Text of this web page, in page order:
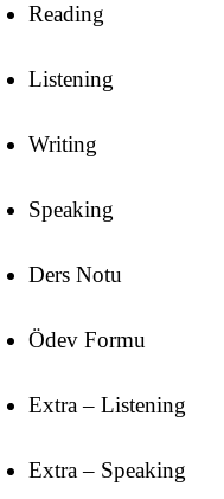
Reading
Listening
Writing
Speaking
Ders Notu
Ödev Formu
Extra – Listening
Extra – Speaking